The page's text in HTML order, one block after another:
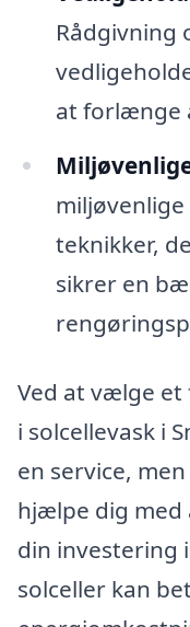
Rådgivning
at forlænge
teknikker,
sikrer en
Ved at vælge et
i solcellevask i
en service,
hjælpe dig med
din investering
solceller kan